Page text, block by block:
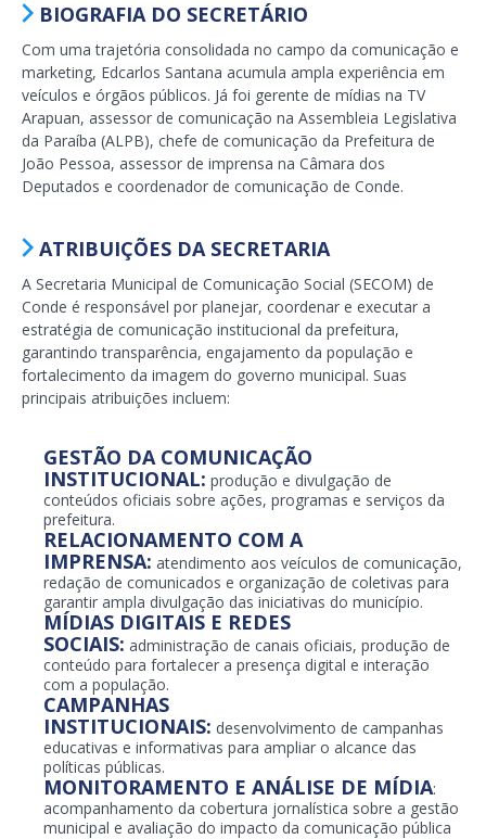
BIOGRAFIA DO SECRETÁRIO
Com uma trajetória consolidada no campo da comunicação e
marketing, Edcarlos Santana acumula ampla experiência em
veículos e órgãos públicos. Já foi gerente de mídias na TV
Arapuan, assessor de comunicação na Assembleia Legislativa
da Paraíba (ALPB), chefe de comunicação da Prefeitura de
João Pessoa, assessor de imprensa na Câmara dos
Deputados e coordenador de comunicação de Conde.
ATRIBUIÇÕES DA SECRETARIA
A Secretaria Municipal de Comunicação Social (SECOM) de
Conde é responsável por planejar, coordenar e executar a
estratégia de comunicação institucional da prefeitura,
garantindo transparência, engajamento da população e
fortalecimento da imagem do governo municipal. Suas
principais atribuições incluem:
GESTÃO DA COMUNICAÇÃO
INSTITUCIONAL: produção e divulgação de
conteúdos oficiais sobre ações, programas e serviços da
prefeitura.
RELACIONAMENTO COM A
IMPRENSA: atendimento aos veículos de comunicação,
redação de comunicados e organização de coletivas para
garantir ampla divulgação das iniciativas do município.
MÍDIAS DIGITAIS E REDES
SOCIAIS: administração de canais oficiais, produção de
conteúdo para fortalecer a presença digital e interação
com a população.
CAMPANHAS
INSTITUCIONAIS: desenvolvimento de campanhas
educativas e informativas para ampliar o alcance das
políticas públicas.
MONITORAMENTO E ANÁLISE DE MÍDIA:
acompanhamento da cobertura jornalística sobre a gestão
municipal e avaliação do impacto da comunicação pública